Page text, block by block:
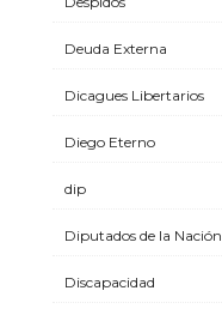
Deuda Externa
Dicagues Libertarios
Diego Eterno
dip
Diputados de la Nación
Discapacidad